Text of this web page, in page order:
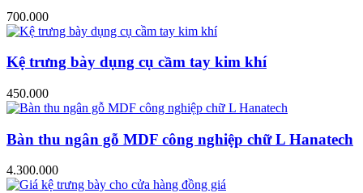
700.000
Kệ trưng bày dụng cụ cầm tay kim khí
450.000
Bàn thu ngân gỗ MDF công nghiệp chữ L Hanatech
4.300.000